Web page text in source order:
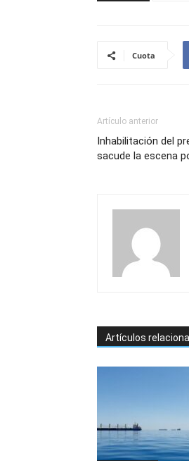
Cuota
Artículo anterior
Inhabilitación del
sacude la escena
Artículos